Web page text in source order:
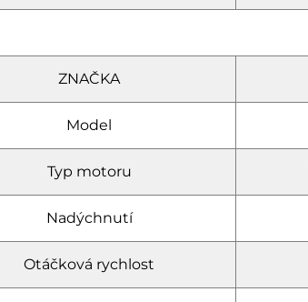
ZNAČKA
Model
Typ motoru
Nadýchnutí
Otáčková rychlost